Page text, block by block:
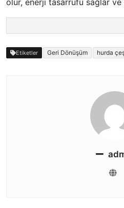
Etiketler Geri Dönüşüm hurda